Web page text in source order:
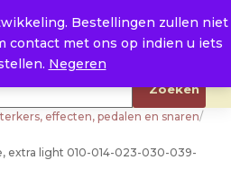
Bestellingen zullen niet
contact met ons op indien u iets
Negeren
Zoeken
effecten, pedalen en snaren/
extra light 010-014-023-030-039-